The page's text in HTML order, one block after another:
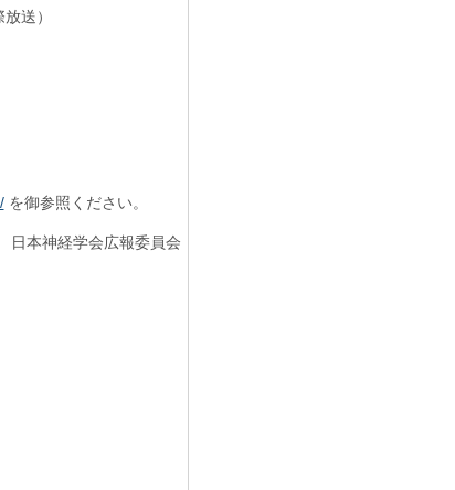
送）
を御参照ください。
日本神経学会広報委員会